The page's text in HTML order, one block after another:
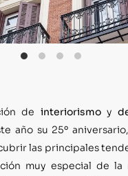
de interiorismoy
año su 25º
las principales
muy especial de la